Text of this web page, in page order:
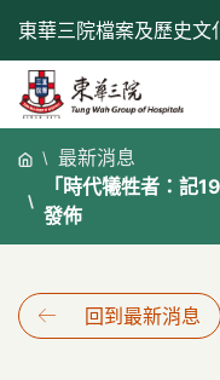
東華三院檔案及歷史文
最新消息
「時代犧牲者：記
發佈
回到最新消息